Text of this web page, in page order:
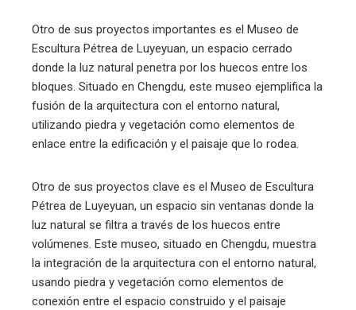
Otro de sus proyectos importantes es el Museo de
Escultura Pétrea de Luyeyuan, un espacio cerrado
donde la luz natural penetra por los huecos entre los
bloques. Situado en Chengdu, este museo ejemplifica la
fusión de la arquitectura con el entorno natural,
utilizando piedra y vegetación como elementos de
enlace entre la edificación y el paisaje que lo rodea.
Otro de sus proyectos clave es el Museo de Escultura
Pétrea de Luyeyuan, un espacio sin ventanas donde la
luz natural se filtra a través de los huecos entre
volúmenes. Este museo, situado en Chengdu, muestra
la integración de la arquitectura con el entorno natural,
usando piedra y vegetación como elementos de
conexión entre el espacio construido y el paisaje